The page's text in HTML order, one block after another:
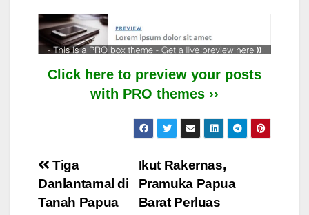
Click here to preview your posts
with PRO themes ››
Post
navigation
Ikut Rakernas,
Pramuka Papua
Barat Perluas
Tiga
Danlantamal di
Tanah Papua